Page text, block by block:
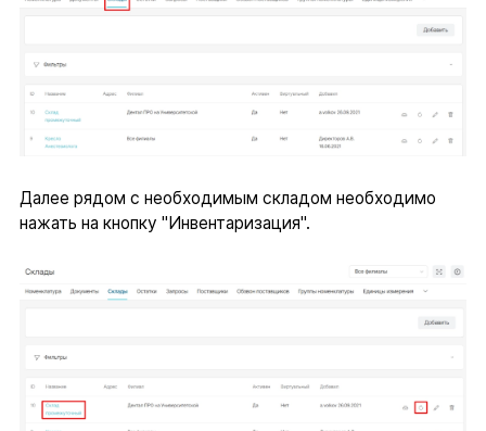
Далее рядом с необходимым складом необходимо
нажать на кнопку "Инвентаризация".